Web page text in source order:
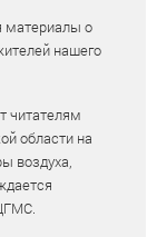
материалы о
нашего
читателям
области на
воздуха,